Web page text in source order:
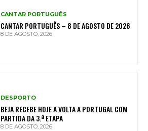
CANTAR PORTUGUÊS
CANTAR PORTUGUÊS – 8 DE AGOSTO DE 2026
8 DE AGOSTO, 2026
DESPORTO
BEJA RECEBE HOJE A VOLTA A PORTUGAL COM
PARTIDA DA 3.ª ETAPA
8 DE AGOSTO, 2026